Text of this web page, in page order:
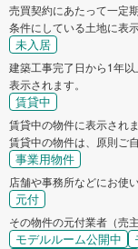
売買契約にあたって一定
条件にしている土地に表示
未入居
建築工事完了日から1年
表示されます。
賃貸中
賃貸中の物件に表示されま
賃貸中の物件は、原則ご
事業用物件
店舗や事務所などにお使
元付
その物件の元付業者（売
モデルルーム公開中